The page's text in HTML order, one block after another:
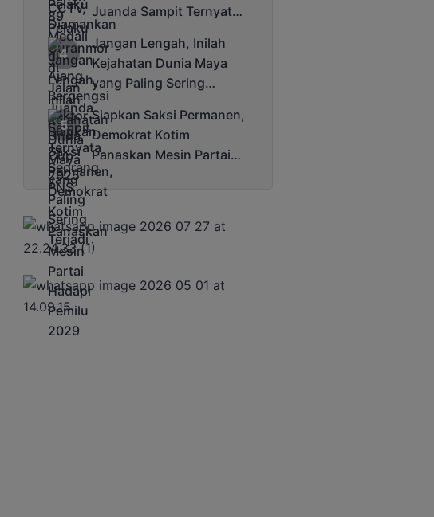
Juanda Sampit Ternyata
Seorang PNS
Jangan Lengah, Inilah
Kejahatan Dunia Maya
yang Paling Sering
Terjadi
Siapkan Saksi Permanen,
Demokrat Kotim
Panaskan Mesin Partai
Hadapi Pemilu 2029